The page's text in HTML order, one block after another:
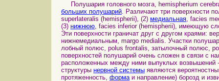
Полушария головного мозга, hemispherium
больших полушарий. Различают три поверхности
superlateralis (hemispherii), (2) медиальная, facies
(3) нижнюю, facies inferior (hemispherii), имеющую
Эти поверхности граничат друг с другом краями:
нижнемедиальным, margo medialis. Участки
лобный полюс, polus frontalis, затылочный полюс,
поверхностей полушарий очень сложен в связи с
расположенных между ними выпуклых возвышений
структуры нервной системы являются
протяженность, формаи направление) борозд и